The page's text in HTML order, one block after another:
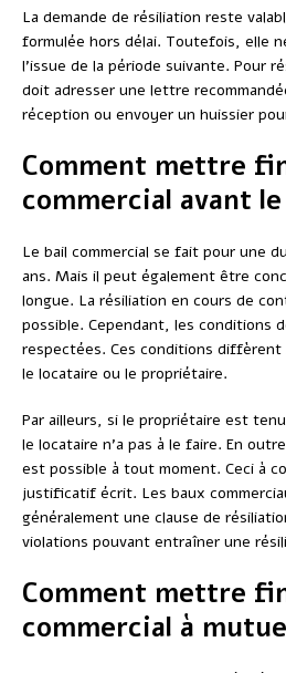
La demande de résiliation reste
formulée hors délai. Toutefois, elle
l’issue de la période suivante. Pour
doit adresser une lettre
réception ou envoyer un huissier
Comment mettre
commercial avant
Le bail commercial se fait pour une
ans. Mais il peut également être
longue. La résiliation en cours de
possible. Cependant, les conditions
respectées. Ces conditions
le locataire ou le propriétaire.
Par ailleurs, si le propriétaire est
le locataire n’a pas à le faire. En
est possible à tout moment. Ceci à
justificatif écrit. Les baux
généralement une clause de
violations pouvant entraîner une
Comment mettre
commercial à